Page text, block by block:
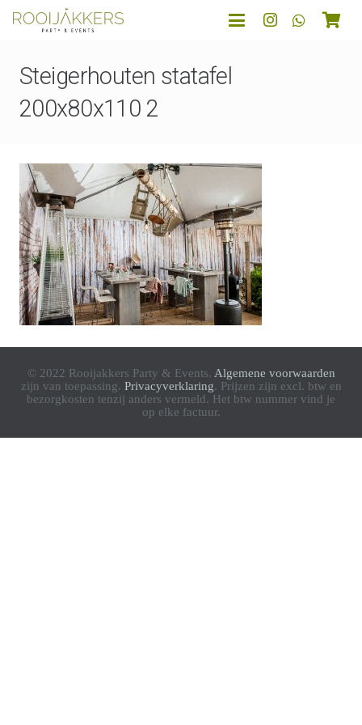
Steigerhouten statafel
200x80x110 2
© 2022 Rooijakkers Party & Events. Algemene voorwaarden
zijn van toepassing. Privacyverklaring. Prijzen zijn excl. btw en
bezorgkosten tenzij anders vermeld. Het btw nummer vind je
op elke factuur.